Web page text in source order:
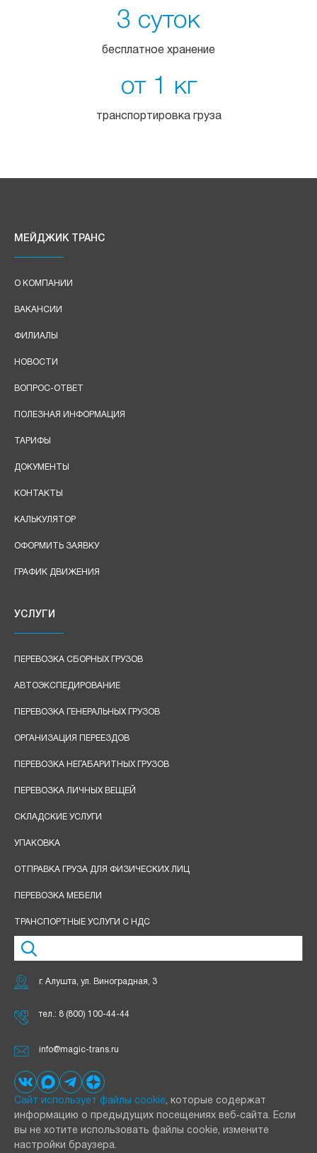
3 суток
бесплатное хранение
от 1 кг
транспортировка груза
МЕЙДЖИК ТРАНС
О КОМПАНИИ
ВАКАНСИИ
ФИЛИАЛЫ
НОВОСТИ
ВОПРОС-ОТВЕТ
ПОЛЕЗНАЯ ИНФОРМАЦИЯ
ТАРИФЫ
ДОКУМЕНТЫ
КОНТАКТЫ
КАЛЬКУЛЯТОР
ОФОРМИТЬ ЗАЯВКУ
ГРАФИК ДВИЖЕНИЯ
УСЛУГИ
ПЕРЕВОЗКА СБОРНЫХ ГРУЗОВ
АВТОЭКСПЕДИРОВАНИЕ
ПЕРЕВОЗКА ГЕНЕРАЛЬНЫХ ГРУЗОВ
ОРГАНИЗАЦИЯ ПЕРЕЕЗДОВ
ПЕРЕВОЗКА НЕГАБАРИТНЫХ ГРУЗОВ
ПЕРЕВОЗКА ЛИЧНЫХ ВЕЩЕЙ
СКЛАДСКИЕ УСЛУГИ
УПАКОВКА
ОТПРАВКА ГРУЗА ДЛЯ ФИЗИЧЕСКИХ ЛИЦ
ПЕРЕВОЗКА МЕБЕЛИ
ТРАНСПОРТНЫЕ УСЛУГИ С НДС
г. Алушта, ул. Виноградная, 3
тел.: 8 (800) 100-44-44
info@magic-trans.ru
Сайт использует файлы cookie, которые содержат
информацию о предыдущих посещениях веб‑сайта. Если
вы не хотите использовать файлы cookie, измените
настройки браузера.